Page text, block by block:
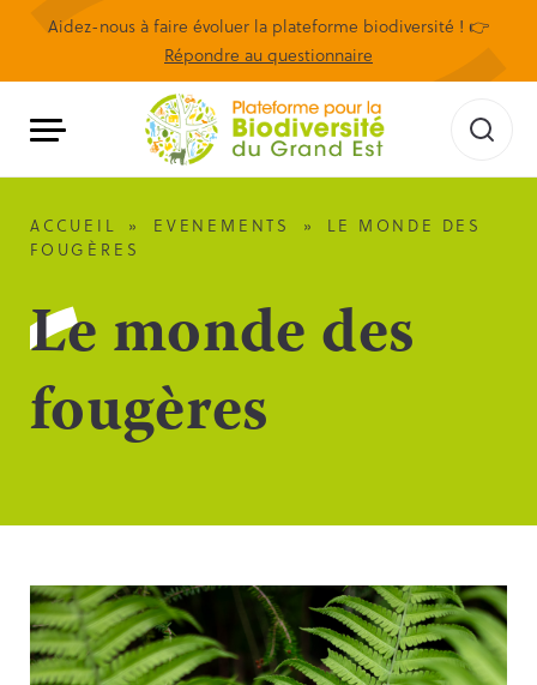
Aidez-nous à faire évoluer la plateforme biodiversité ! 👉
Répondre au questionnaire
ACCUEIL » EVENEMENTS »
LE MONDE DES
FOUGÈRES
Le monde des
fougères